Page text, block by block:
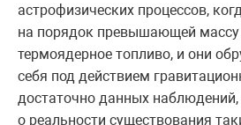
астрофизических процессов,
на порядок превышающей массу
термоядерное топливо, и они
себя под действием
достаточно данных
о реальности существования